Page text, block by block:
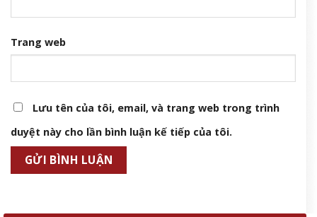
Trang web
Lưu tên của tôi, email, và trang web trong trình
duyệt này cho lần bình luận kế tiếp của tôi.